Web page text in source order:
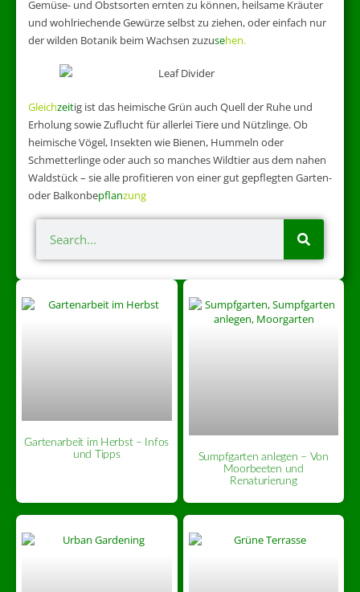
Gemüse- und Obstsorten ernten zu können, heilsame Kräuter
und wohlriechende Gewürze selbst zu ziehen, oder einfach nur
der wilden Botanik beim Wachsen zuzusehen.
Gleichzeitig ist das heimische Grün auch Quell der Ruhe und
Erholung sowie Zuflucht für allerlei Tiere und Nützlinge. Ob
heimische Vögel, Insekten wie Bienen, Hummeln oder
Schmetterlinge oder auch so manches Wildtier aus dem nahen
Waldstück – sie alle profitieren von einer gut gepflegten Garten-
oder Balkonbepflanzung
Gartenarbeit im Herbst – Infos
und Tipps
Sumpfgarten anlegen – Von
Moorbeeten und
Renaturierung